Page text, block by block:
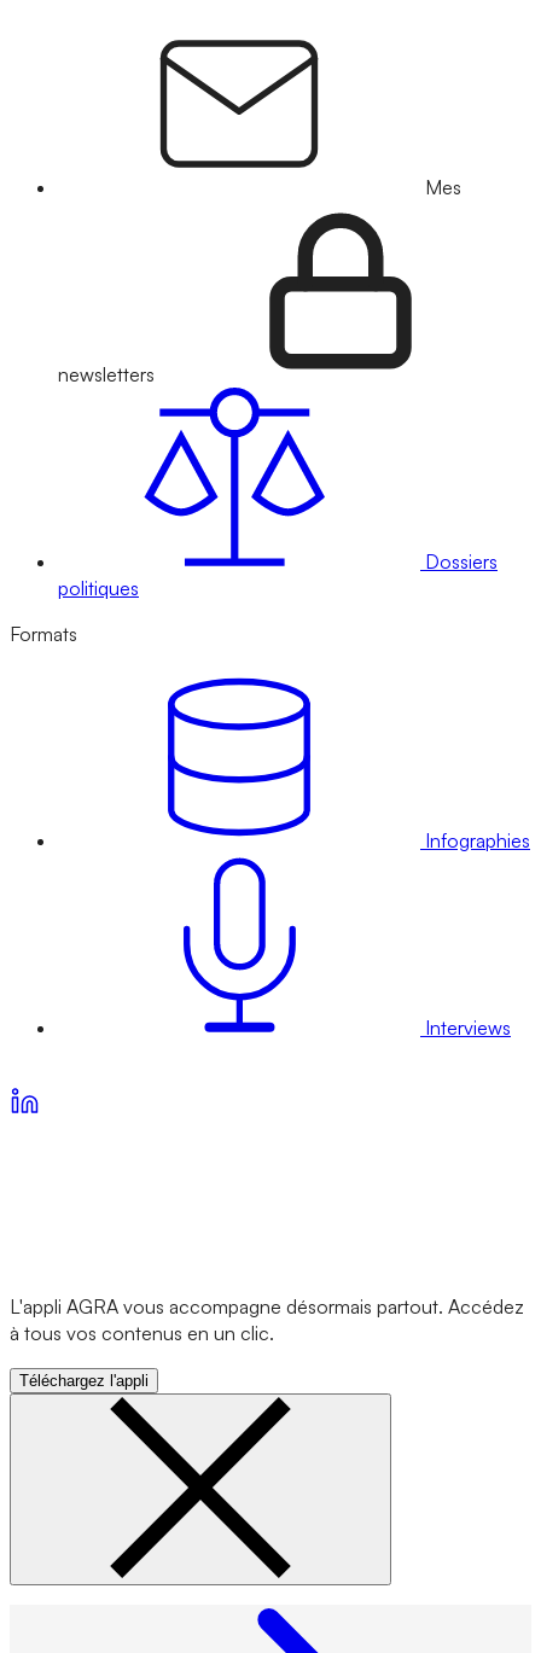
Mes
newsletters
Dossiers
politiques
Formats
Infographies
Interviews
L'appli AGRA vous accompagne désormais partout. Accédez
à tous vos contenus en un clic.
Téléchargez l'appli